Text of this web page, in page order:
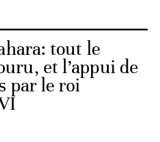
tout le
et l’appui de
par le roi